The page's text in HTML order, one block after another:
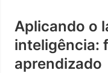
Aplicando o
inteligência:
aprendizado